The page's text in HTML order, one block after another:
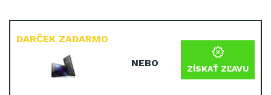
DARČEK ZADARMO
NEBO ZÍSKAŤ ZĽAVU